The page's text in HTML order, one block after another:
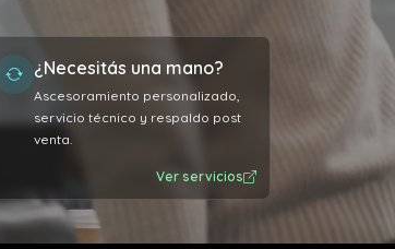
¿Necesitás una mano?
Ascesoramiento personalizado,
servicio técnico y respaldo post
venta.
Ver servicios